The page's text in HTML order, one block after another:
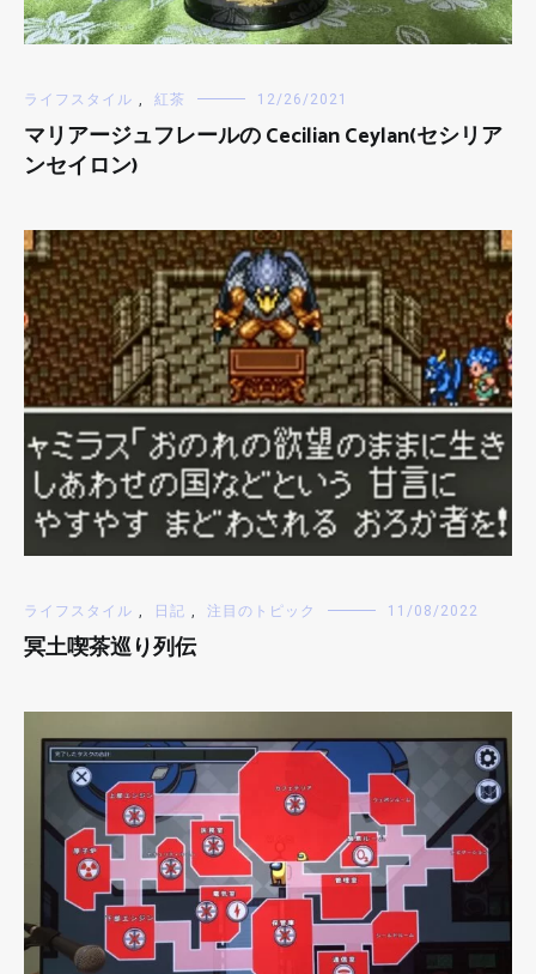
ライフスタイル , 紅茶 12/26/2021
マリアージュフレールの Cecilian Ceylan(セシリア
ンセイロン)
ライフスタイル , 日記 , 注目のトピック 11/08/2022
冥土喫茶巡り列伝